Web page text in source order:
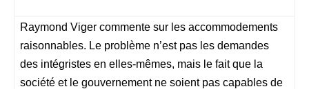
Raymond Viger commente sur les accommodements
raisonnables. Le problème n’est pas les demandes
des intégristes en elles-mêmes, mais le fait que la
société et le gouvernement ne soient pas capables de